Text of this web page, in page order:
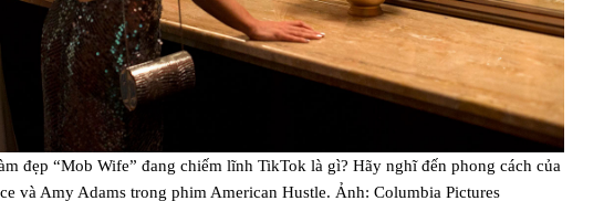
đẹp “Mob Wife” đang chiếm lĩnh TikTok là gì? Hãy nghĩ đến phong cách của
và Amy Adams trong phim American Hustle. Ảnh: Columbia Pictures